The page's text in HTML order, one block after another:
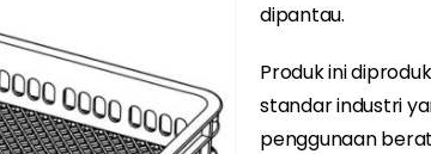
dipantau.
Produk ini
standar industri
penggunaan